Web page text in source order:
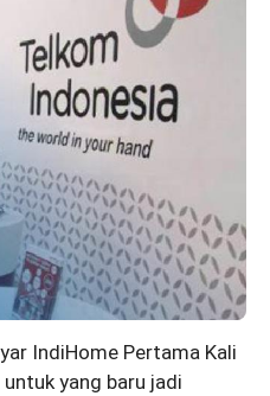
IndiHome Pertama Kali
yang baru jadi